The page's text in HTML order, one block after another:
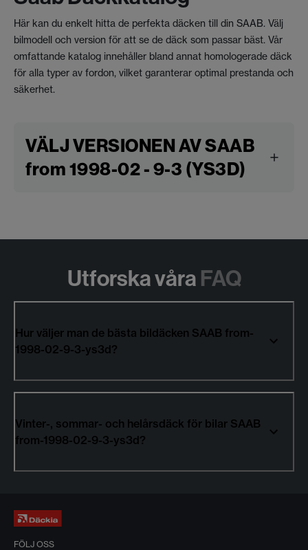
Här kan du enkelt hitta de perfekta däcken till din SAAB. Välj
bilmodell och version för att se de däck som passar bäst. Vår
omfattande katalog innehåller bland annat homologerade däck
för alla typer av fordon, vilket garanterar optimal prestanda och
säkerhet.
VÄLJ VERSIONEN AV SAAB
from 1998-02 - 9-3 (YS3D)
Utforska våra FAQ
Hur väljer man de bästa bildäcken SAAB from-
1998-02-9-3-ys3d?
Vinter-, sommar- och helårsdäck för bilar SAAB
from-1998-02-9-3-ys3d?
FÖLJ OSS